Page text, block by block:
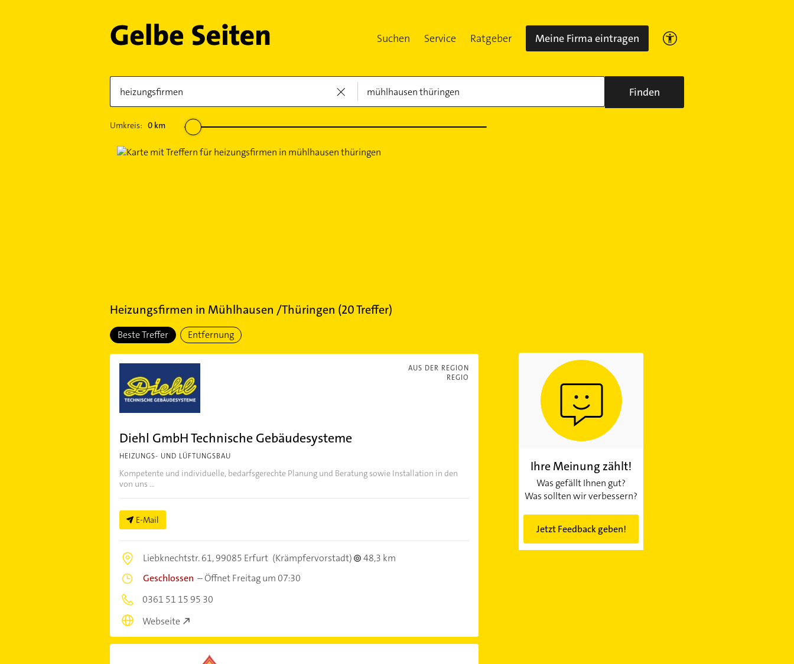
Suchen Service Ratgeber Meine Firma eintragen
Finden
Umkreis: 0km
Heizungsfirmen in Mühlhausen /Thüringen (20Treffer)
Beste Treffer Entfernung
AUS DER REGION
REGIO
Diehl GmbH Technische Gebäudesysteme
HEIZUNGS- UND LÜFTUNGSBAU
Kompetente und individuelle, bedarfsgerechte Planung und Beratung sowie Installation in den
von uns ...
E-Mail
Liebknechtstr. 61,99085 Erfurt (Krämpfervorstadt)
48,3 km
Geschlossen –Öffnet Freitag um 07:30
0361 51 15 95 30
Webseite
Ihre Meinung zählt!
Was gefällt Ihnen gut?
Was sollten wir verbessern?
Jetzt Feedback geben!